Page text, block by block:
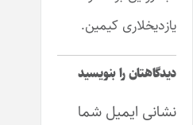
یازدیخلاری کیمین.
دیدگاهتان را بنویسید
نشانی ایمیل شما